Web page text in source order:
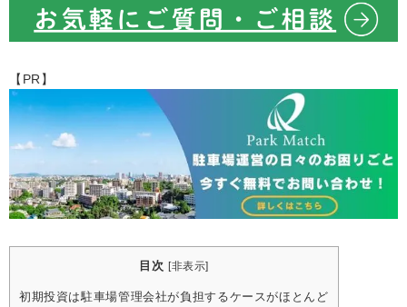
【PR】
目次 [非表示]
初期投資は駐車場管理会社が負担するケースがほとんど